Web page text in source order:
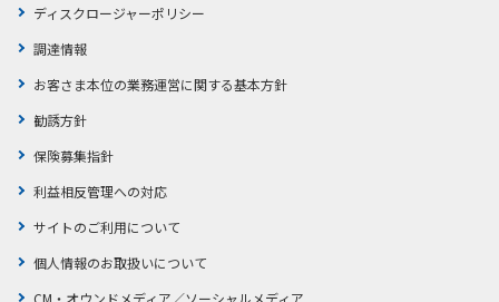
かんぽプラチナライフサービス
ご契約のしおり・約款（Web約款）
保険用語集
お問い合わせ
保険用語集
お問い合わせ
ラジオ体操・みんなの体操
ラジオ体操ポータルサイト
かんぽ生命のサステナビリティ
ディスクロージャーポリシー
調達情報
お客さま本位の業務運営に関する基本方針
勧誘方針
保険募集指針
利益相反管理への対応
サイトのご利用について
個人情報のお取扱いについて